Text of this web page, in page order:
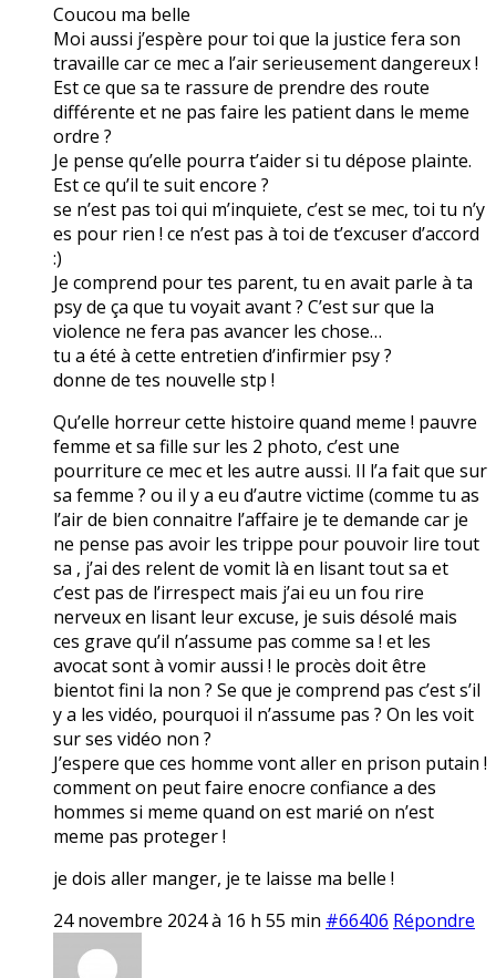
Coucou ma belle
Moi aussi j’espère pour toi que la justice fera son
travaille car ce mec a l’air serieusement dangereux !
Est ce que sa te rassure de prendre des route
différente et ne pas faire les patient dans le meme
ordre ?
Je pense qu’elle pourra t’aider si tu dépose plainte.
Est ce qu’il te suit encore ?
se n’est pas toi qui m’inquiete, c’est se mec, toi tu n’y
es pour rien ! ce n’est pas à toi de t’excuser d’accord
:)
Je comprend pour tes parent, tu en avait parle à ta
psy de ça que tu voyait avant ? C’est sur que la
violence ne fera pas avancer les chose…
tu a été à cette entretien d’infirmier psy ?
donne de tes nouvelle stp !
Qu’elle horreur cette histoire quand meme ! pauvre
femme et sa fille sur les 2 photo, c’est une
pourriture ce mec et les autre aussi. Il l’a fait que sur
sa femme ? ou il y a eu d’autre victime (comme tu as
l’air de bien connaitre l’affaire je te demande car je
ne pense pas avoir les trippe pour pouvoir lire tout
sa , j’ai des relent de vomit là en lisant tout sa et
c’est pas de l’irrespect mais j’ai eu un fou rire
nerveux en lisant leur excuse, je suis désolé mais
ces grave qu’il n’assume pas comme sa ! et les
avocat sont à vomir aussi ! le procès doit être
bientot fini la non ? Se que je comprend pas c’est s’il
y a les vidéo, pourquoi il n’assume pas ? On les voit
sur ses vidéo non ?
J’espere que ces homme vont aller en prison putain !
comment on peut faire enocre confiance a des
hommes si meme quand on est marié on n’est
meme pas proteger !
je dois aller manger, je te laisse ma belle !
24 novembre 2024 à 16 h 55 min #66406 Répondre